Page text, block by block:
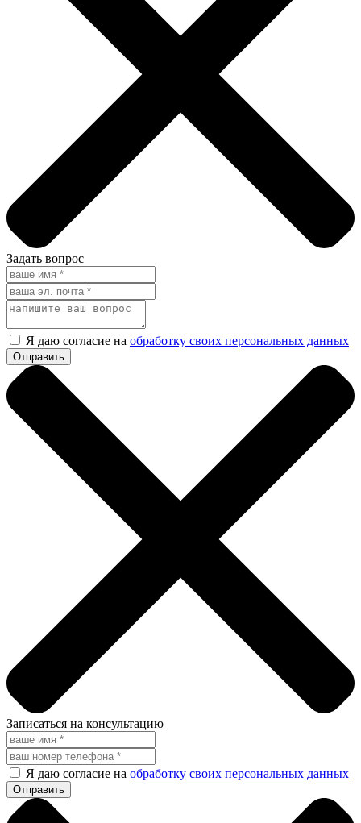
Задать вопрос
Я даю согласие на обработку своих персональных данных
Записаться на консультацию
Я даю согласие на обработку своих персональных данных